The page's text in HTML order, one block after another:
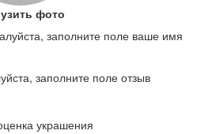
фото
заполните поле ваше имя
заполните поле отзыв
украшения